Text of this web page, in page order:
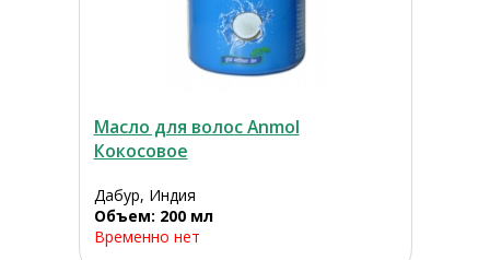
Масло для волос Anmol
Кокосовое
Дабур, Индия
Объем: 200 мл
Временно нет